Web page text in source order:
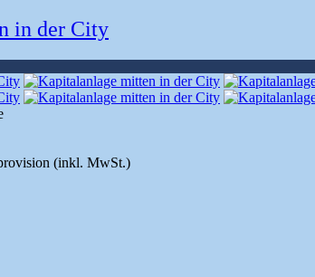
in der City
(inkl. MwSt.)